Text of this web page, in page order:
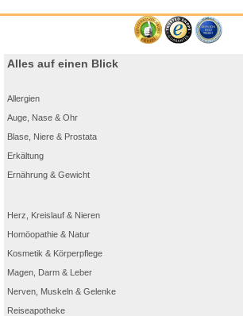
Alles auf einen Blick
Allergien
Auge, Nase & Ohr
Blase, Niere & Prostata
Erkältung
Ernährung & Gewicht
Herz, Kreislauf & Nieren
Homöopathie & Natur
Kosmetik & Körperpflege
Magen, Darm & Leber
Nerven, Muskeln & Gelenke
Reiseapotheke